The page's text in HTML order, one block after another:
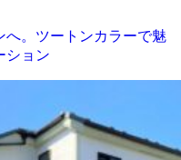
へ。ツートンカラーで魅
ション